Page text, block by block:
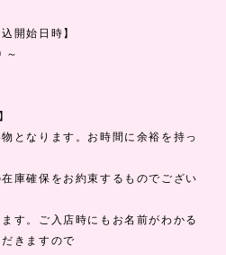
開始日時】
～
となります。お時間に余裕を持っ
庫確保をお約束するものでござい
す。ご入店時にもお名前がわかる
きますので